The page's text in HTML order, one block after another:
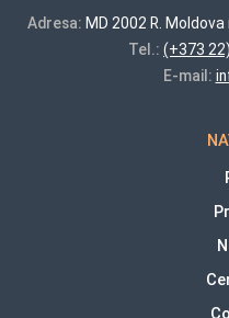
Adresa: MD 2002 R.
Tel.: (+373
E-mail: